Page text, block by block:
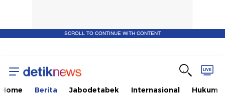
SCROLL TO CONTINUE WITH CONTENT
Home Berita Jabodetabek Internasional Hukum